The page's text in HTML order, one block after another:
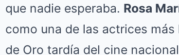
que nadie esperaba. Rosa
como una de las actrices
de Oro tardía del cine